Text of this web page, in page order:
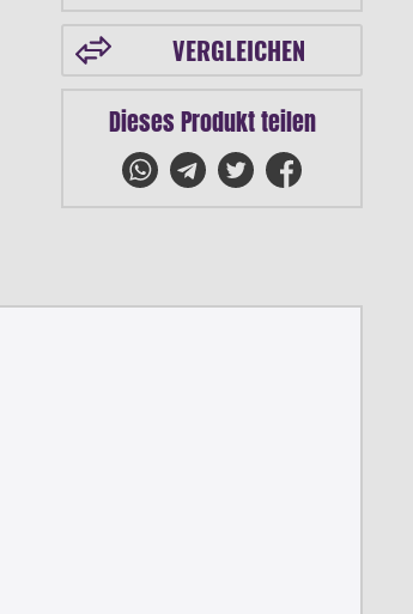
VERGLEICHEN
Dieses Produkt teilen